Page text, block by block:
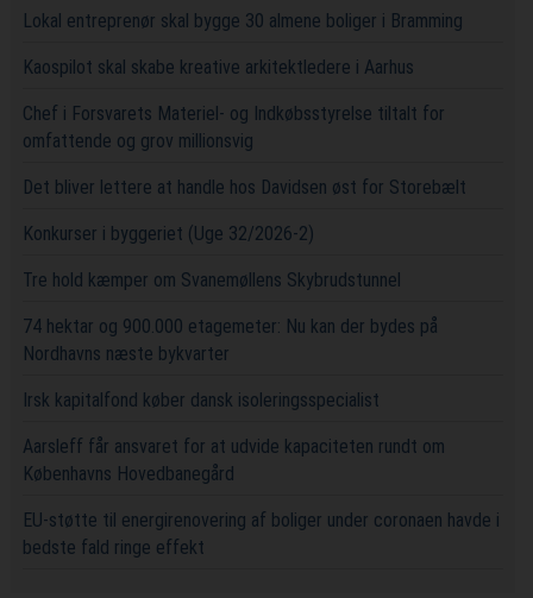
Lokal entreprenør skal bygge 30 almene boliger i Bramming
Kaospilot skal skabe kreative arkitektledere i Aarhus
Chef i Forsvarets Materiel- og Indkøbsstyrelse tiltalt for
omfattende og grov millionsvig
Det bliver lettere at handle hos Davidsen øst for Storebælt
Konkurser i byggeriet (Uge 32/2026-2)
Tre hold kæmper om Svanemøllens Skybrudstunnel
74 hektar og 900.000 etagemeter: Nu kan der bydes på
Nordhavns næste bykvarter
Irsk kapitalfond køber dansk isoleringsspecialist
Aarsleff får ansvaret for at udvide kapaciteten rundt om
Københavns Hovedbanegård
EU-støtte til energirenovering af boliger under coronaen havde i
bedste fald ringe effekt